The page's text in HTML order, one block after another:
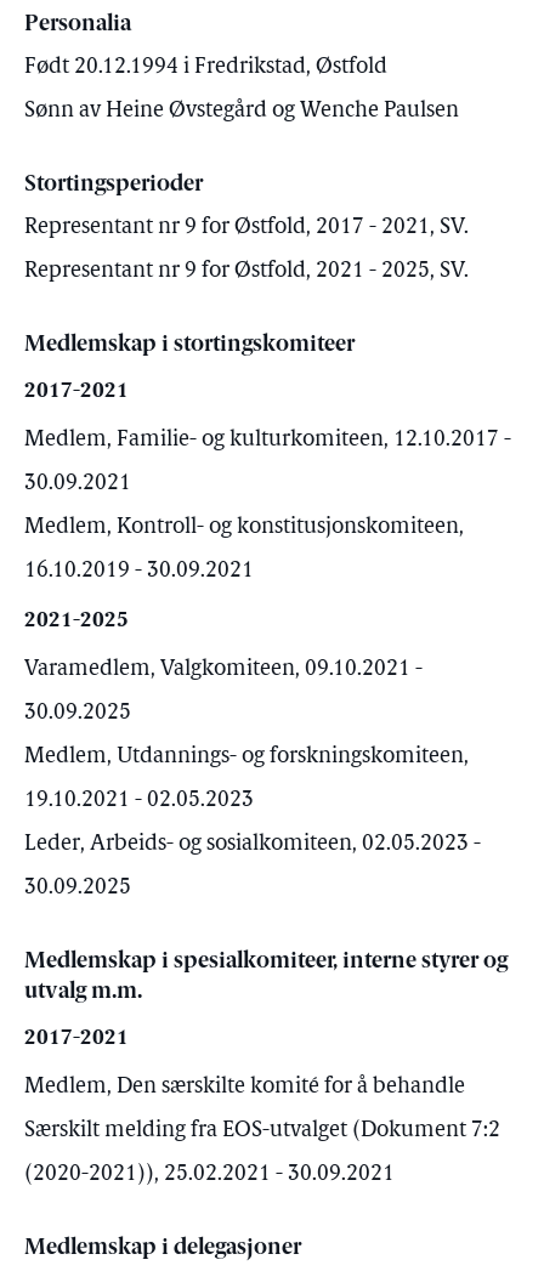
Personalia
Født 20.12.1994 i Fredrikstad, Østfold
Sønn av Heine Øvstegård og Wenche Paulsen
Stortingsperioder
Representant nr 9 for Østfold, 2017 - 2021, SV.
Representant nr 9 for Østfold, 2021 - 2025, SV.
Medlemskap i stortingskomiteer
2017-2021
Medlem, Familie- og kulturkomiteen, 12.10.2017 -
30.09.2021
Medlem, Kontroll- og konstitusjonskomiteen,
16.10.2019 - 30.09.2021
2021-2025
Varamedlem, Valgkomiteen, 09.10.2021 -
30.09.2025
Medlem, Utdannings- og forskningskomiteen,
19.10.2021 - 02.05.2023
Leder, Arbeids- og sosialkomiteen, 02.05.2023 -
30.09.2025
Medlemskap i spesialkomiteer, interne styrer og
utvalg m.m.
2017-2021
Medlem, Den særskilte komité for å behandle
Særskilt melding fra EOS-utvalget (Dokument 7:2
(2020-2021)), 25.02.2021 - 30.09.2021
Medlemskap i delegasjoner